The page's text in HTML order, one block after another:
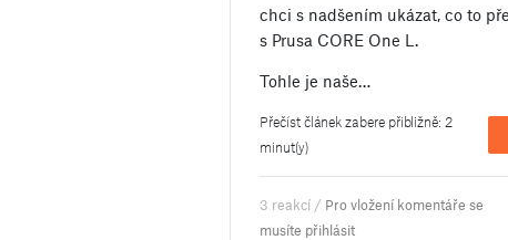
chci s nadšením ukázat, co to
s Prusa CORE One L.
Tohle je naše…
Přečíst článek zabere přibližně: 2
minut(y)
3 reakcí / Pro vložení komentáře se
musíte přihlásit